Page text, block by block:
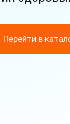
Перейти в